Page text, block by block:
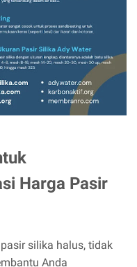
Harga Pasir
silika halus, tidak
Anda